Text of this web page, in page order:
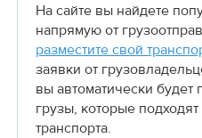
На сайте вы найдете
напрямую от
разместите свой
заявки от
вы автоматически будет
грузы, которые
транспорта.